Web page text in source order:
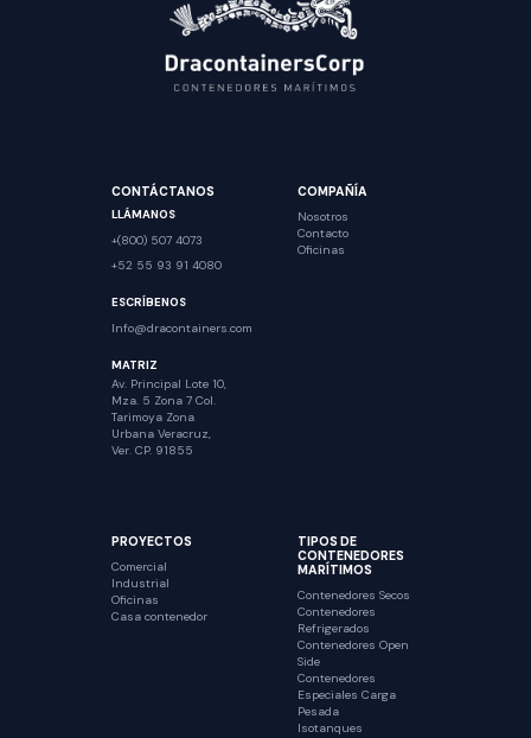
CONTÁCTANOS
LLÁMANOS
+(800) 507 4073
+52 55 93 91 4080
ESCRÍBENOS
Info@dracontainers.com
MATRIZ
Av. Principal Lote 10,
Mza. 5 Zona 7 Col.
Tarimoya Zona
Urbana Veracruz,
Ver. CP. 91855
COMPAÑÍA
Nosotros
Contacto
Oficinas
PROYECTOS
Comercial
Industrial
Oficinas
Casa contenedor
TIPOS DE
CONTENEDORES
MARÍTIMOS
Contenedores Secos
Contenedores
Refrigerados
Contenedores Open
Side
Contenedores
Especiales Carga
Pesada
Isotanques